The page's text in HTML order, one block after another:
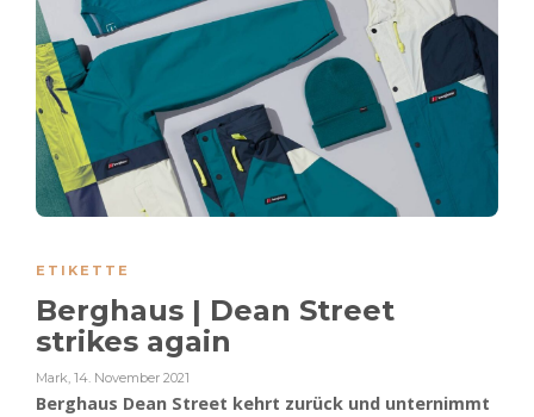
ETIKETTE
Berghaus | Dean Street
strikes again
Mark, 14. November 2021
Berghaus Dean Street kehrt zurück und unternimmt